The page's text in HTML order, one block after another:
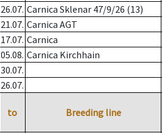
26.07. Carnica Sklenar 47/9/26 (13)
21.07. Carnica AGT
17.07. Carnica
05.08. Carnica Kirchhain
30.07.
26.07.
to Breeding line